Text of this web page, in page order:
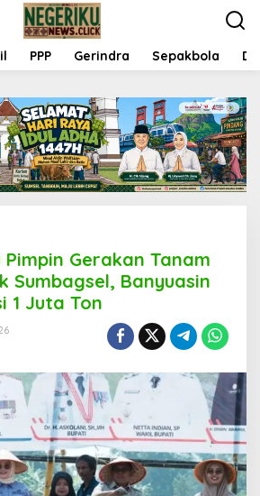
PPP Gerindra Sepakbola
Gerakan Tanam
Sumbagsel, Banyuasin
1 Juta Ton